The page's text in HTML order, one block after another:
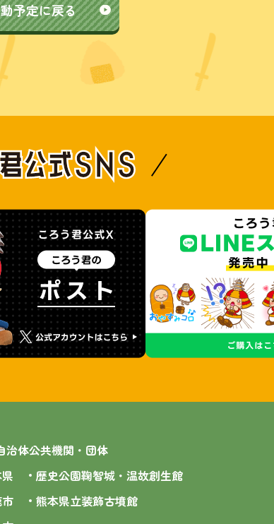
予定に戻る
治体公共機関・団体
歴史公園鞠智城・温故創生館
熊本県立装飾古墳館